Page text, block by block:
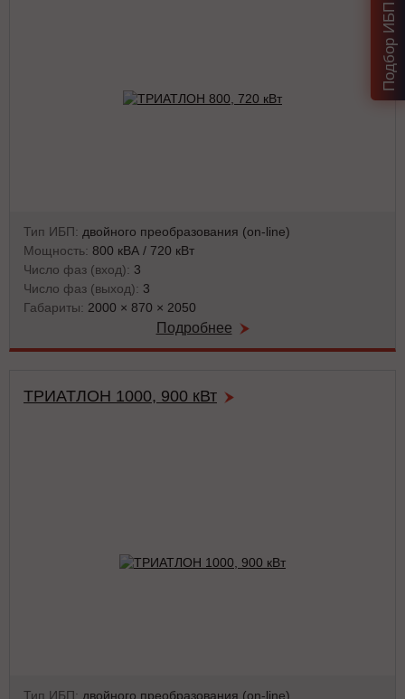
Тип ИБП: двойного преобразования (on-line)
Мощность: 800 кВА / 720 кВт
Число фаз (вход): 3
Число фаз (выход): 3
Габариты: 2000 × 870 × 2050
Подробнее
ТРИАТЛОН 1000, 900 кВт
Тип ИБП: двойного преобразования (on-line)